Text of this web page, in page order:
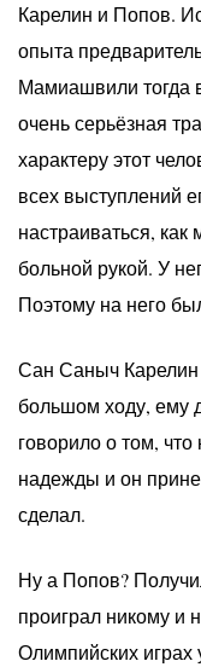
Карелин и Попов.
опыта
Мамиашвили тогда
очень серьёзная
характеру этот
всех выступлений
настраиваться,
больной рукой. У
Поэтому на него
Сан Саныч
большом ходу, ему
говорило о том,
надежды и он
сделал.
Ну а Попов?
проиграл никому и
Олимпийских играх